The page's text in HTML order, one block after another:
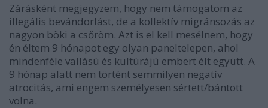
Zárásként megjegyzem, hogy nem támogatom az
illegális bevándorlást, de a kollektív migránsozás az
nagyon böki a csőröm. Azt is el kell mesélnem, hogy
én éltem 9 hónapot egy olyan paneltelepen, ahol
mindenféle vallású és kultúrájú embert élt együtt. A
9 hónap alatt nem történt semmilyen negatív
atrocitás, ami engem személyesen sértett/bántott
volna.